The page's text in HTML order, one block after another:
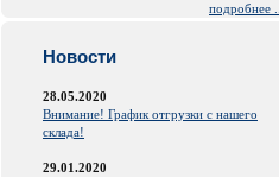
подробнее ...
Новости
28.05.2020
Внимание! График отгрузки с нашего
склада!
29.01.2020